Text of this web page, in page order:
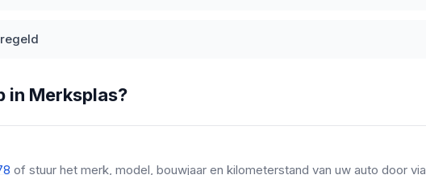
in Merksplas?
of stuur het merk, model, bouwjaar en kilometerstand van uw auto door via